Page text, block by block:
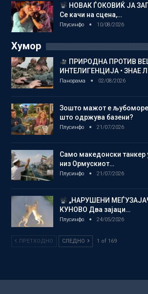
НОВАК ЃОКОВИЌ ЈА
Се качи на сцена,…
Плусинфо 10/08/2026
Хумор
ПРИРОДНА ПРОТИВ
ИНТЕЛИГЕНЦИЈА • ЗНАЕ
Панорама 02/08/2026
Зошто мажот е
што одржува базени?
Плусинфо 21/07/2026
Само македонски танкер
низ Ормускиот…
Плусинфо 21/07/2026
„НАРУШЕНИ
КУНОВО Два зајаци…
Плусинфо 24/05/2026
ПРЕТХОДНО СЛЕДНО 1 of 169